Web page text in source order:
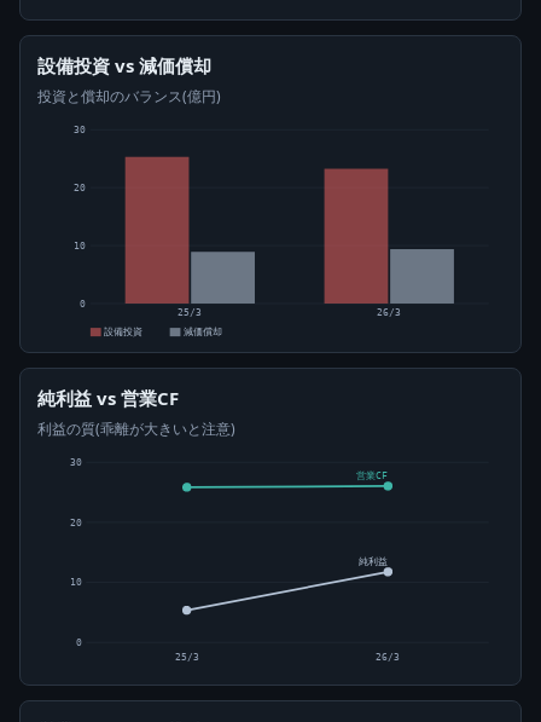
設備投資 vs 減価償却
投資と償却のバランス(億円)
0
10
20
30
25/3
26/3
設備投資
減価償却
純利益 vs 営業CF
利益の質(乖離が大きいと注意)
0
10
20
30
営業CF
純利益
25/3 26/3